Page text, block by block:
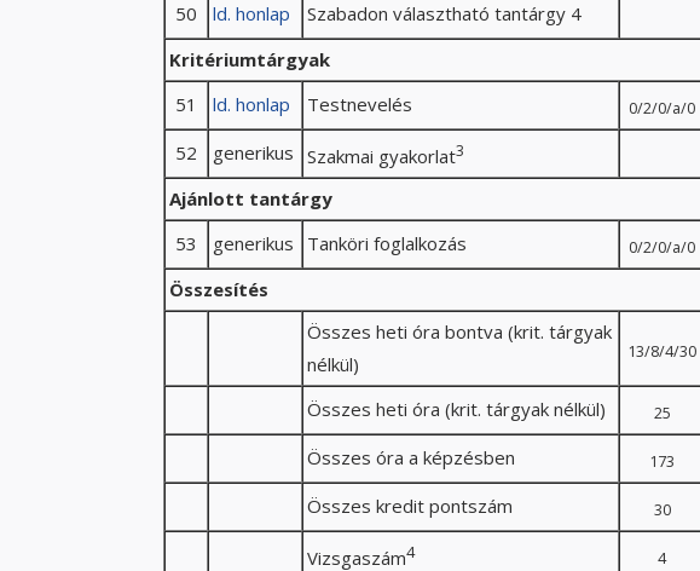
50 ld. honlap Szabadon választható tantárgy 4
Kritériumtárgyak
51
ld. honlap Testnevelés 0/2/0/a/0
52 generikus Szakmai gyakorlat3
Ajánlott tantárgy
53
generikus Tanköri foglalkozás 0/2/0/a/0
Összesítés
Összes heti óra bontva (krit. tárgyak
nélkül)
13/8/4/30
Összes heti óra (krit. tárgyak nélkül) 25
Összes óra a képzésben 173
Összes kredit pontszám 30
Vizsgaszám4 4